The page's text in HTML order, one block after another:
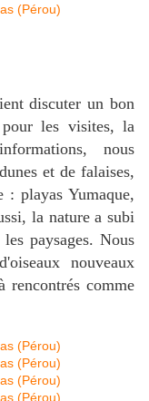
discuter un bon
pour les visites, la
nous
et de falaises,
: playas Yumaque,
la nature a subi
paysages. Nous
nouveaux
comme